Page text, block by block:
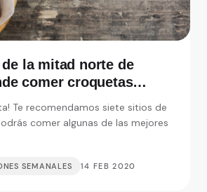
la mitad norte de
comer croquetas
Te recomendamos siete sitios de
comer algunas de las mejores
SEMANALES 14 FEB 2020